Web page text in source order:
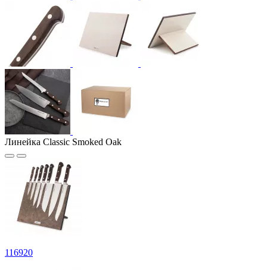
Линейка Classic Smoked Oak
116920